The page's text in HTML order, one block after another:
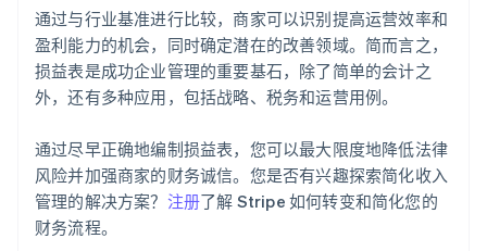
通过与行业基准进行比较，商家可以识别提高运营效率和
盈利能力的机会，同时确定潜在的改善领域。简而言之，
损益表是成功企业管理的重要基石，除了简单的会计之
外，还有多种应用，包括战略、税务和运营用例。
通过尽早正确地编制损益表，您可以最大限度地降低法律
风险并加强商家的财务诚信。您是否有兴趣探索简化收入
管理的解决方案？ 注册了解 Stripe 如何转变和简化您的
财务流程。
English
爱沙尼亚
English
奥地利
Deutsch English
English
巴西
PortuguêsEnglish
保加利亚
English